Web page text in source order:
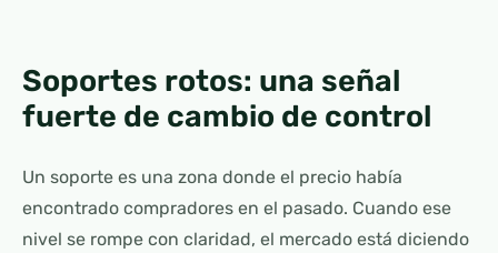
Soportes rotos: una señal
fuerte de cambio de control
Un soporte es una zona donde el precio había
encontrado compradores en el pasado. Cuando ese
nivel se rompe con claridad, el mercado está diciendo